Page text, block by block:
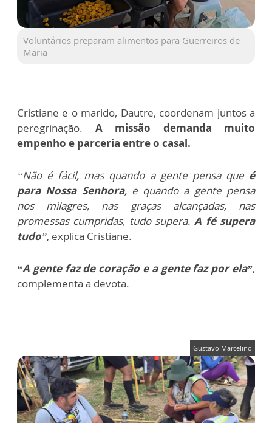
Voluntários preparam alimentos para Guerreiros de
Maria
Cristiane e o marido, Dautre, coordenam juntos a
peregrinação. A missão demanda muito
empenho e parceria entre o casal.
“Não é fácil, mas quando a gente pensa queé
para Nossa Senhora, e quando a gente pensa
nos milagres, nas graças alcançadas, nas
promessas cumpridas, tudo supera.A fé supera
tudo”, explica Cristiane.
“A gente faz de coração e a gente faz por ela”,
complementa a devota.
Gustavo Marcelino